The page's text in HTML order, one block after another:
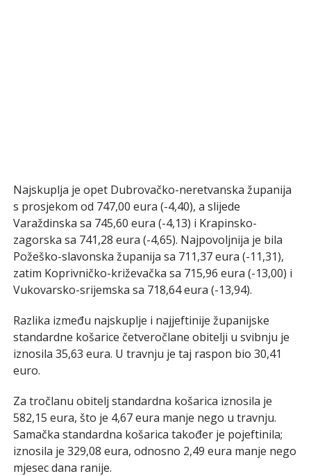
Najskuplja je opet Dubrovačko-neretvanska županija
s prosjekom od 747,00 eura (-4,40), a slijede
Varaždinska sa 745,60 eura (-4,13) i Krapinsko-
zagorska sa 741,28 eura (-4,65). Najpovoljnija je bila
Požeško-slavonska županija sa 711,37 eura (-11,31),
zatim Koprivničko-križevačka sa 715,96 eura (-13,00) i
Vukovarsko-srijemska sa 718,64 eura (-13,94).
Razlika između najskuplje i najjeftinije županijske
standardne košarice četveročlane obitelji u svibnju je
iznosila 35,63 eura. U travnju je taj raspon bio 30,41
euro.
Za tročlanu obitelj standardna košarica iznosila je
582,15 eura, što je 4,67 eura manje nego u travnju.
Samačka standardna košarica također je pojeftinila;
iznosila je 329,08 eura, odnosno 2,49 eura manje nego
mjesec dana ranije.